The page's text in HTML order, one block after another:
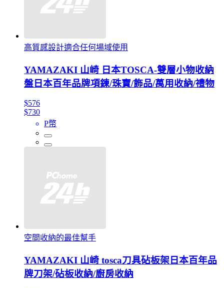
高質感設計適合任何場域使用
YAMAZAKI 山崎 日本TOSCA-雙層小物收納
盤日本百年品牌項鍊/珠寶/飾品/萬用收納/禮物
$576
$730
P幣
空間收納的最佳幫手
YAMAZAKI 山崎 tosca刀具砧板架日本百年品
牌刀架/砧板收納/廚房收納